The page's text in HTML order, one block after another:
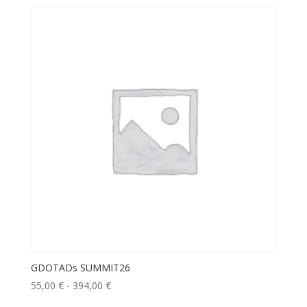
GDOTADs SUMMIT26
55,00 € - 394,00 €Rango